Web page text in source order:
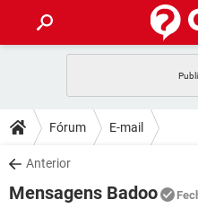
CELULAR
OUTLOOK
INSTAGRAM
DICAS
JOGOS
DOWNLOADS
JOGOS
Fórum E-mail
Anterior
Mensagens Badoo